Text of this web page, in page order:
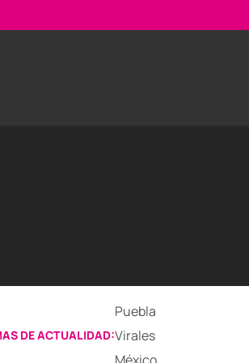
DE ACTUALIDAD:
Puebla
Virales
México